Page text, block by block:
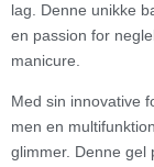
lag. Denne unikke
en passion for
manicure.
Med sin innovative
men en
glimmer. Denne gel